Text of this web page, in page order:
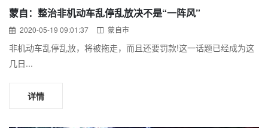
蒙自：整治非机动车乱停乱放决不是“一阵风”
2020-05-19 09:01:37 蒙自市
非机动车乱停乱放，将被拖走，而且还要罚款!这一话题已经成为这
几日...
详情